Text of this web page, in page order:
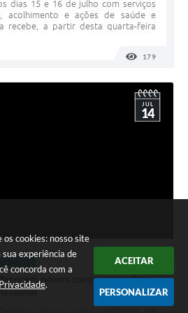
cookies: nosso site
experiência de
concorda com a
Privacidade.
ACEITAR
PERSONALIZAR
dias 15 e 16 de julho com serviços
acolhimento e ações de saúde e
recebe, a partir desta quarta-feira
179
JUL
14
novos cursos gratuitos